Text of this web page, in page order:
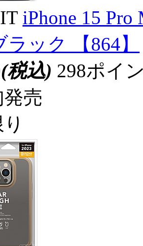
iPhone 15
ラック 【864】
(税込) 298ポイ
発売